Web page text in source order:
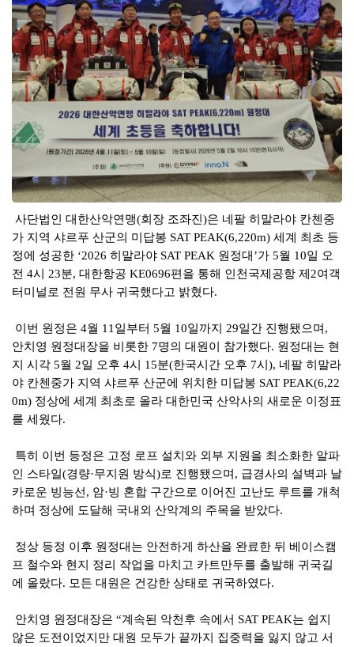
사단법인 대한산악연맹(회장 조좌진)은 네팔 히말라야 칸첸중
가 지역 샤르푸 산군의 미답봉 SAT PEAK(6,220m) 세계 최초 등
정에 성공한 ‘2026 히말라야 SAT PEAK 원정대’가 5월 10일 오
전 4시 23분, 대한항공 KE0696편을 통해 인천국제공항 제2여객
터미널로 전원 무사 귀국했다고 밝혔다.
이번 원정은 4월 11 일부터 5월 10일까지 29일간 진행됐으며,
안치영 원정대장을 비롯한 7명의 대원이 참가했다. 원정대는 현
지 시각 5월 2일 오후 4시 15분(한국시간 오후 7시), 네팔 히말라
야 칸첸중가 지역 샤르푸 산군에 위치한 미답봉 SAT PEAK(6,22
0m) 정상에 세계 최초로 올라 대한민국 산악사의 새로운 이정표
를 세웠다.
특히 이번 등정은 고정 로프 설치와 외부 지원을 최소화한 알파
인 스타일(경량·무지원 방식)로 진행됐으며, 급경사의 설벽과 날
카로운 빙능선, 암·빙 혼합 구간으로 이어진 고난도 루트를 개척
하며 정상에 도달해 국내외 산악계의 주목을 받았다.
정상 등정 이후 원정대는 안전하게 하산을 완료한 뒤 베이스캠
프 철수와 현지 정리 작업을 마치고 카트만두를 출발해 귀국길
에 올랐다. 모든 대원은 건강한 상태로 귀국하였다.
안치영 원정대장은 “계속된 악천후 속에서 SAT PEAK는 쉽지
않은 도전이었지만 대원 모두가 끝까지 집중력을 잃지 않고 서